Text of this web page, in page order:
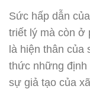
Sức hấp dẫn
triết lý mà còn ở
là hiện thân của
thức những định
sự giả tạo của